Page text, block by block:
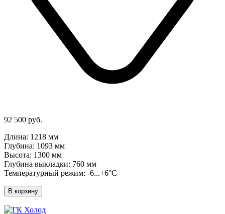
92 500 руб.
Длина: 1218 мм
Глубина: 1093 мм
Высота: 1300 мм
Глубина выкладки: 760 мм
Температурный режим: -6...+6°C
В корзину